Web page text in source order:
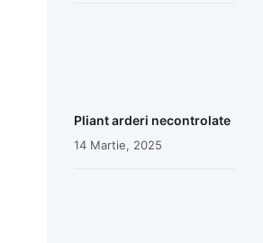
Pliant arderi necontrolate
14 Martie, 2025